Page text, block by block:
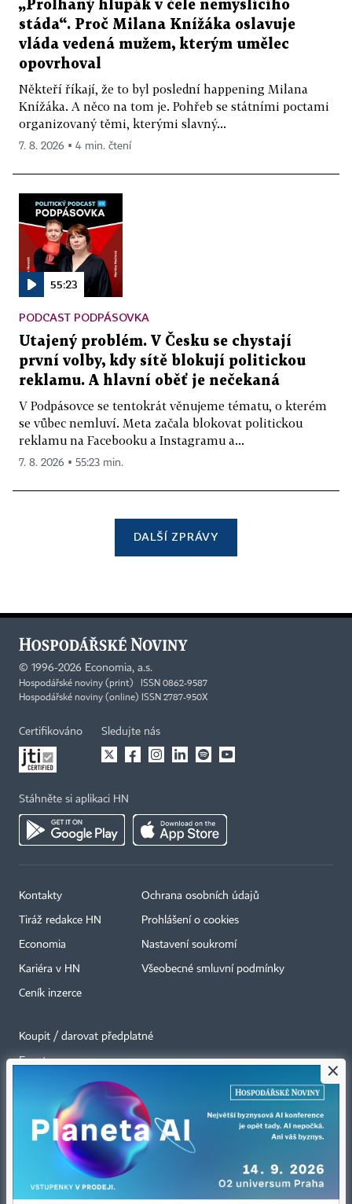
„Prolhaný hlupák v čele nemyslícího
stáda“. Proč Milana Knížáka oslavuje
vláda vedená mužem, kterým umělec
opovrhoval
Někteří říkají, že to byl poslední happening Milana
Knížáka. A něco na tom je. Pohřeb se státními poctami
organizovaný těmi, kterými slavný...
7. 8. 2026 ▪ 4 min. čtení
55:23
PODCAST PODPÁSOVKA
Utajený problém. V Česku se chystají
první volby, kdy sítě blokují politickou
reklamu. A hlavní oběť je nečekaná
V Podpásovce se tentokrát věnujeme tématu, o kterém
se vůbec nemluví. Meta začala blokovat politickou
reklamu na Facebooku a Instagramu a...
7. 8. 2026 ▪ 55:23 min.
DALŠÍ ZPRÁVY
© 1996-2026 Economia, a.s.
Hospodářské noviny (print) ISSN 0862-9587
Hospodářské noviny (online) ISSN 2787-950X
Certifikováno Sledujte nás
Stáhněte si aplikaci HN
Kontakty
Tiráž redakce HN
Economia
Kariéra v HN
Ceník inzerce
Ochrana osobních údajů
Prohlášení o cookies
Nastavení soukromí
Všeobecné smluvní podmínky
Koupit / darovat předplatné
Eventy
RSS kanály
Autorská práva vykonává vydavatel. Bez písemného svolení vydavatele je
zakázáno jakékoli užití částí nebo celku díla, zejména rozmnožování a šíření
×